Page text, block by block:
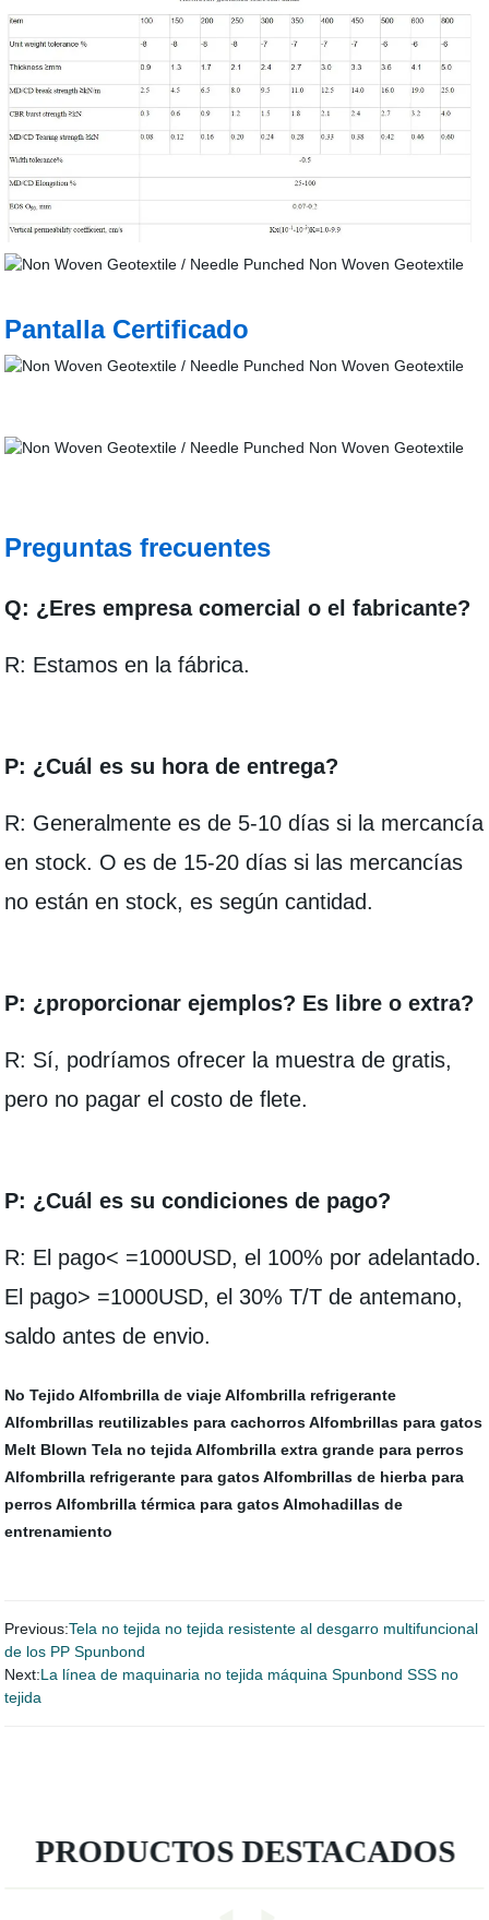
Pantalla Certificado
Preguntas frecuentes
Q: ¿Eres empresa comercial o el fabricante?
R: Estamos en la fábrica.
P: ¿Cuál es su hora de entrega?
R: Generalmente es de 5-10 días si la mercancía
en stock. O es de 15-20 días si las mercancías
no están en stock, es según cantidad.
P: ¿proporcionar ejemplos? Es libre o extra?
R: Sí, podríamos ofrecer la muestra de gratis,
pero no pagar el costo de flete.
P: ¿Cuál es su condiciones de pago?
R: El pago< =1000USD, el 100% por adelantado.
El pago> =1000USD, el 30% T/T de antemano,
saldo antes de envio.
No Tejido Alfombrilla de viaje Alfombrilla refrigerante
Alfombrillas reutilizables para cachorros Alfombrillas para gatos
Melt Blown Tela no tejida Alfombrilla extra grande para perros
Alfombrilla refrigerante para gatos Alfombrillas de hierba para
perros Alfombrilla térmica para gatos Almohadillas de
entrenamiento
Previous:Tela no tejida no tejida resistente al desgarro multifuncional
de los PP Spunbond
Next:La línea de maquinaria no tejida máquina Spunbond SSS no
tejida
PRODUCTOS DESTACADOS